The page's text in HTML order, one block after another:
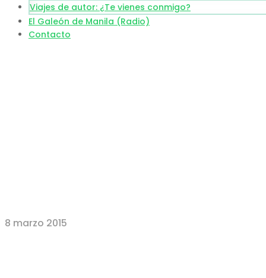
Viajes de autor: ¿Te vienes conmigo?
El Galeón de Manila (Radio)
Contacto
8 marzo 2015